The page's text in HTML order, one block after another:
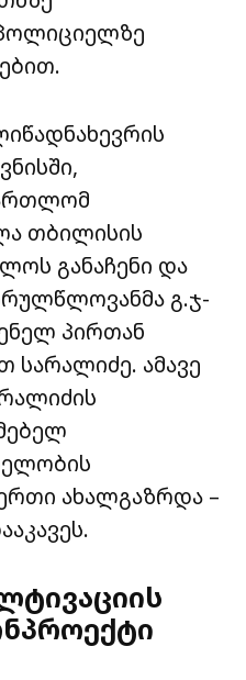
თბილისის
განაჩენი და
გ.ჯ-
პირთან
ამავე
ახალგაზრდა –